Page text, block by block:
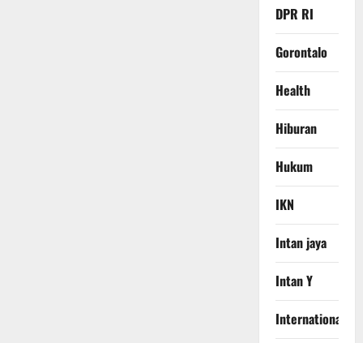
DPR RI
Gorontalo
Health
Hiburan
Hukum
IKN
Intan jaya
Intan Y
International